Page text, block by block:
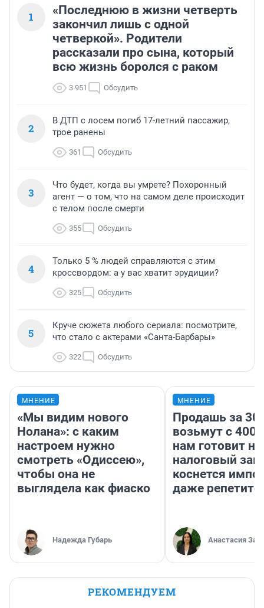
1
«Последнюю в жизни четверть
закончил лишь с одной
четверкой». Родители
рассказали про сына, который
всю жизнь боролся с раком
3 951 Обсудить
2
В ДТП с лосем погиб 17-летний пассажир,
трое ранены
361 Обсудить
3
Что будет, когда вы умрете? Похоронный
агент — о том, что на самом деле происходит
с телом после смерти
355 Обсудить
4
Только 5 % людей справляются с этим
кроссвордом: а у вас хватит эрудиции?
325 Обсудить
5
Круче сюжета любого сериала: посмотрите,
что стало с актерами «Санта-Барбары»
322 Обсудить
МНЕНИЕ
«Мы видим нового
Нолана»: с каким
настроем нужно
смотреть «Одиссею»,
чтобы она не
выглядела как фиаско
Надежда Губарь
МНЕНИЕ
Продашь за
возьмут с
нам готовит
налоговый
коснется
даже
Анастасия
РЕКОМЕНДУЕМ